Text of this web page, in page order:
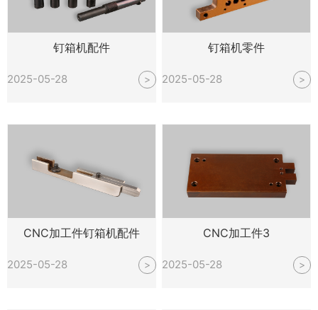
钉箱机配件
2025-05-28 >
钉箱机零件
2025-05-28 >
CNC加工件钉箱机配件
2025-05-28 >
CNC加工件3
2025-05-28 >